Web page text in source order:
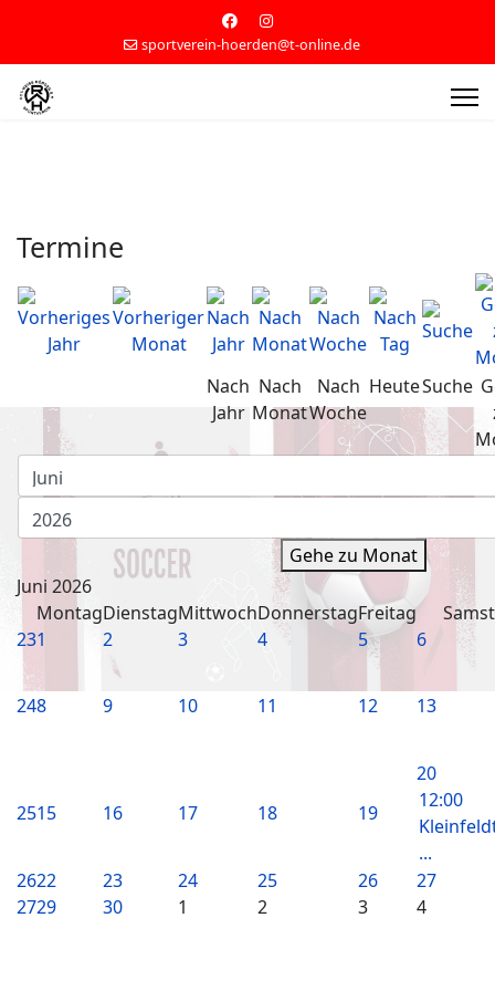
sportverein-hoerden@t-online.de
Termine
Nach
Jahr
Nach
Monat
Nach
Woche
HeuteSuche
Gehe zu Monat
Juni 2026
MontagDienstagMittwochDonnerstagFreitag
231 2 3 4 5 6
248 9 10 11 12 13
2515 16 17 18 19
20
12:00
...
2622 23 24 25 26
27
2729 30 1 2 3 4